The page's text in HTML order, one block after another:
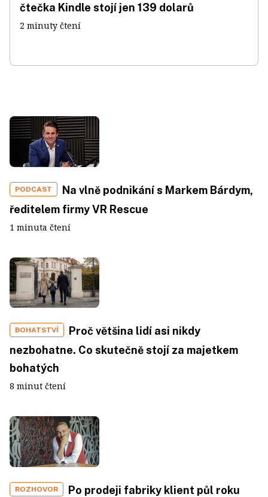
čtečka Kindle stojí jen 139 dolarů
2 minuty čtení
PODCAST
Na vlně podnikání s Markem Bárdym,
ředitelem firmy VR Rescue
1 minuta čtení
BOHATSTVÍ
Proč většina lidí asi nikdy
nezbohatne. Co skutečně stojí za majetkem
bohatých
8 minut čtení
ROZHOVOR
Po prodeji fabriky klient půl roku